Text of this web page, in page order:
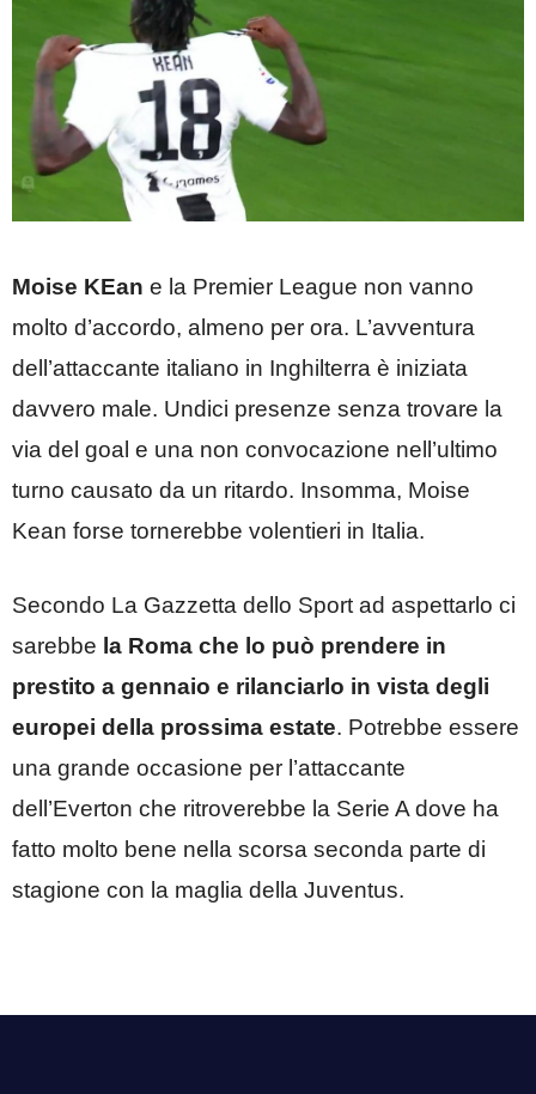
Moise KEan e la Premier League non vanno
molto d’accordo, almeno per ora. L’avventura
dell’attaccante italiano in Inghilterra è iniziata
davvero male. Undici presenze senza trovare la
via del goal e una non convocazione nell’ultimo
turno causato da un ritardo. Insomma, Moise
Kean forse tornerebbe volentieri in Italia.
Secondo La Gazzetta dello Sport ad aspettarlo ci
sarebbe la Roma che lo può prendere in
prestito a gennaio e rilanciarlo in vista degli
europei della prossima estate. Potrebbe essere
una grande occasione per l’attaccante
dell’Everton che ritroverebbe la Serie A dove ha
fatto molto bene nella scorsa seconda parte di
stagione con la maglia della Juventus.